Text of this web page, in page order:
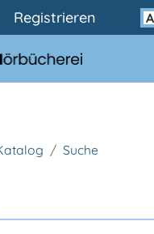
Direkt
Registrieren
Suche